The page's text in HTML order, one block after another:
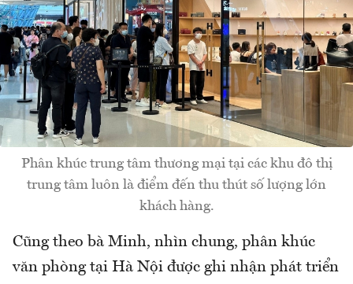
Phân khúc trung tâm thương mại tại các khu đô thị
trung tâm luôn là điểm đến thu thút số lượng lớn
khách hàng.
Cũng theo bà Minh, nhìn chung, phân khúc
văn phòng tại Hà Nội được ghi nhận phát triển